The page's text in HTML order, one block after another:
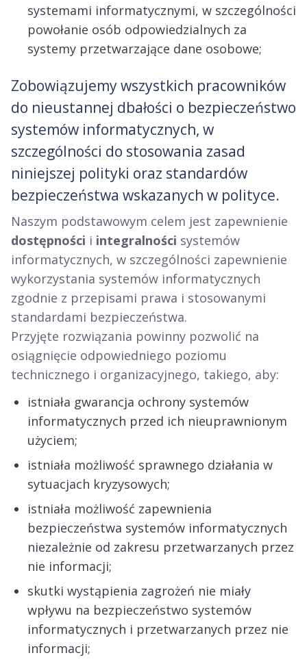
systemami informatycznymi, w szczególności
powołanie osób odpowiedzialnych za
systemy przetwarzające dane osobowe;
Zobowiązujemy wszystkich pracowników
do nieustannej dbałości o bezpieczeństwo
systemów informatycznych, w
szczególności do stosowania zasad
niniejszej polityki oraz standardów
bezpieczeństwa wskazanych w polityce.
Naszym podstawowym celem jest zapewnienie
dostępności i integralności systemów
informatycznych, w szczególności zapewnienie
wykorzystania systemów informatycznych
zgodnie z przepisami prawa i stosowanymi
standardami bezpieczeństwa.
Przyjęte rozwiązania powinny pozwolić na
osiągnięcie odpowiedniego poziomu
technicznego i organizacyjnego, takiego, aby:
istniała gwarancja ochrony systemów
informatycznych przed ich nieuprawnionym
użyciem;
istniała możliwość sprawnego działania w
sytuacjach kryzysowych;
istniała możliwość zapewnienia
bezpieczeństwa systemów informatycznych
niezależnie od zakresu przetwarzanych przez
nie informacji;
skutki wystąpienia zagrożeń nie miały
wpływu na bezpieczeństwo systemów
informatycznych i przetwarzanych przez nie
informacji;